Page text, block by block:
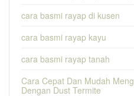
cara basmi rayap di kusen
cara basmi rayap kayu
cara basmi rayap tanah
Cara Cepat Dan Mudah
Dengan Dust Termite